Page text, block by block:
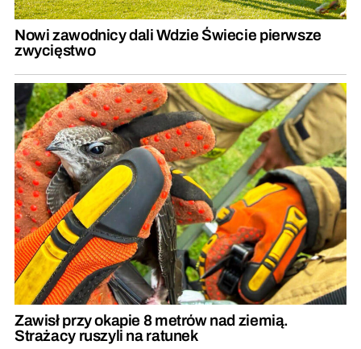
Nowi zawodnicy dali Wdzie Świecie pierwsze
zwycięstwo
Zawisł przy okapie 8 metrów nad ziemią.
Strażacy ruszyli na ratunek